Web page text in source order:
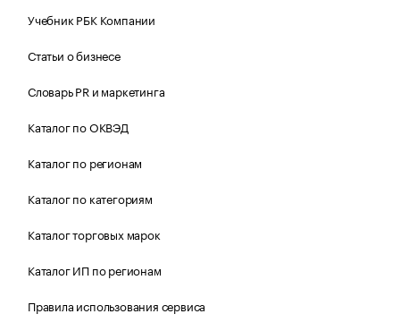
Учебник РБК Компании
Статьи о бизнесе
Словарь PR и маркетинга
Каталог по ОКВЭД
Каталог по регионам
Каталог по категориям
Каталог торговых марок
Каталог ИП по регионам
Правила использования сервиса